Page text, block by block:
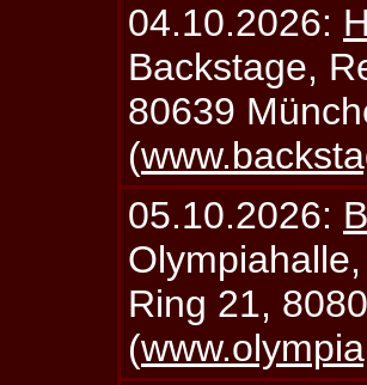
04.10.2026:
Backstage,
80639
(
05.10.2026:
Ring 21,
(